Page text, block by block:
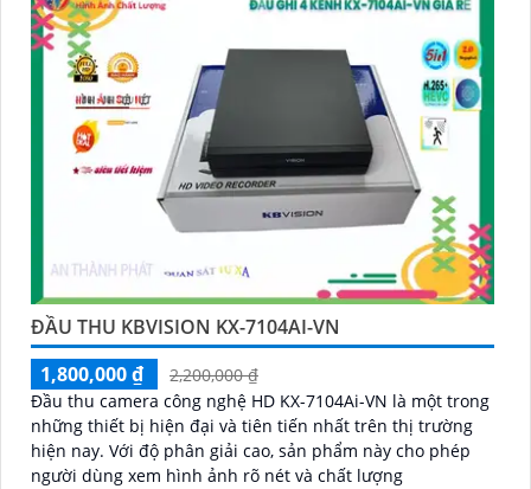
ĐẦU THU KBVISION KX-7104AI-VN
1,800,000 ₫
2,200,000 ₫
Đầu thu camera công nghệ HD KX-7104Ai-VN là một trong
những thiết bị hiện đại và tiên tiến nhất trên thị trường
hiện nay. Với độ phân giải cao, sản phẩm này cho phép
người dùng xem hình ảnh rõ nét và chất lượng